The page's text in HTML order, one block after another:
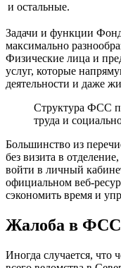
и остальные.
Задачи и функции
максимально
Физические лица и
услуг, которые
деятельности и даже
Структура ФСС
труда и
Большинство из
без визита в
войти в личный
официальном веб-
сэкономить время и
Жалоба в ФСС
Иногда случается, что